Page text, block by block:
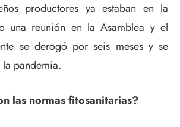
productores ya estaban en la
una reunión en la Asamblea y el
se derogó por seis meses y se
pandemia.
las normas fitosanitarias?